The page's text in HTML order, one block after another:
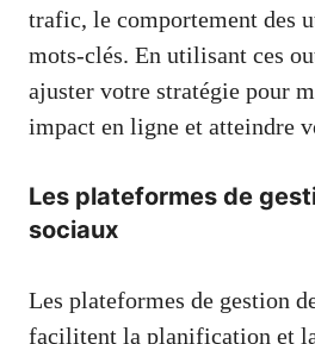
trafic, le comportement des
mots-clés. En utilisant ces
ajuster votre stratégie pour
impact en ligne et atteindre
Les plateformes de
sociaux
Les plateformes de gestion
facilitent la planification et